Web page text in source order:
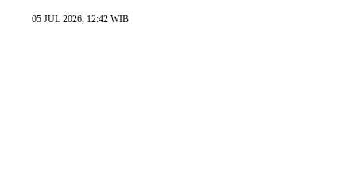
05 JUL 2026, 12:42 WIB